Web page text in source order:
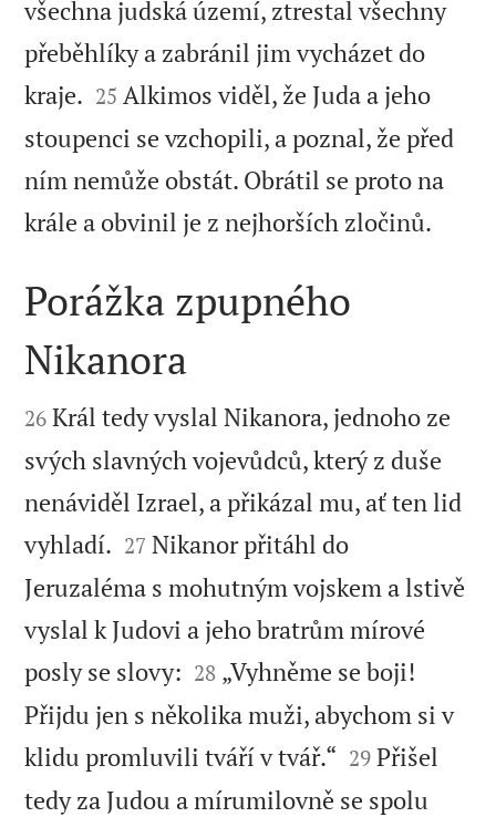
všechna judská území, ztrestal všechny
přeběhlíky a zabránil jim vycházet do
kraje. 

25 Alkimos viděl, že Juda a jeho
stoupenci se vzchopili, a poznal, že před
ním nemůže obstát. Obrátil se proto na
krále a obvinil je z nejhorších zločinů.

Porážka zpupného
Nikanora

26 Král tedy vyslal Nikanora, jednoho ze
svých slavných vojevůdců, který z duše
nenáviděl Izrael, a přikázal mu, ať ten lid
vyhladí. 

27 Nikanor přitáhl do
Jeruzaléma s mohutným vojskem a lstivě
vyslal k Judovi a jeho bratrům mírové
posly se slovy: 

28 „Vyhněme se boji!
Přijdu jen s několika muži, abychom si v
klidu promluvili tváří v tvář.“ 

29 Přišel
tedy za Judou a mírumilovně se spolu